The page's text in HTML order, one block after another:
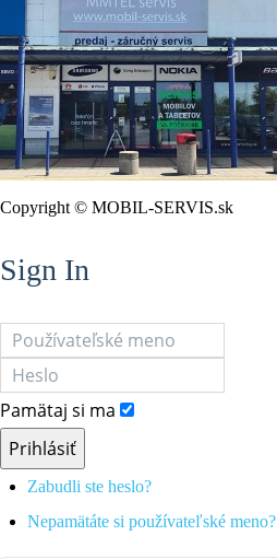
Copyright © MOBIL-SERVIS.sk
Sign In
Pamätaj si ma
Prihlásiť
Zabudli ste heslo?
Nepamätáte si používateľské meno?